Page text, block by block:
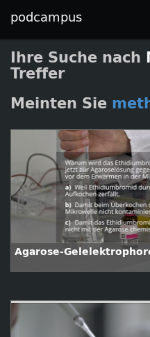
podcampus
Ihre Suche nach
Treffer
Meinten Sie
Agarose-